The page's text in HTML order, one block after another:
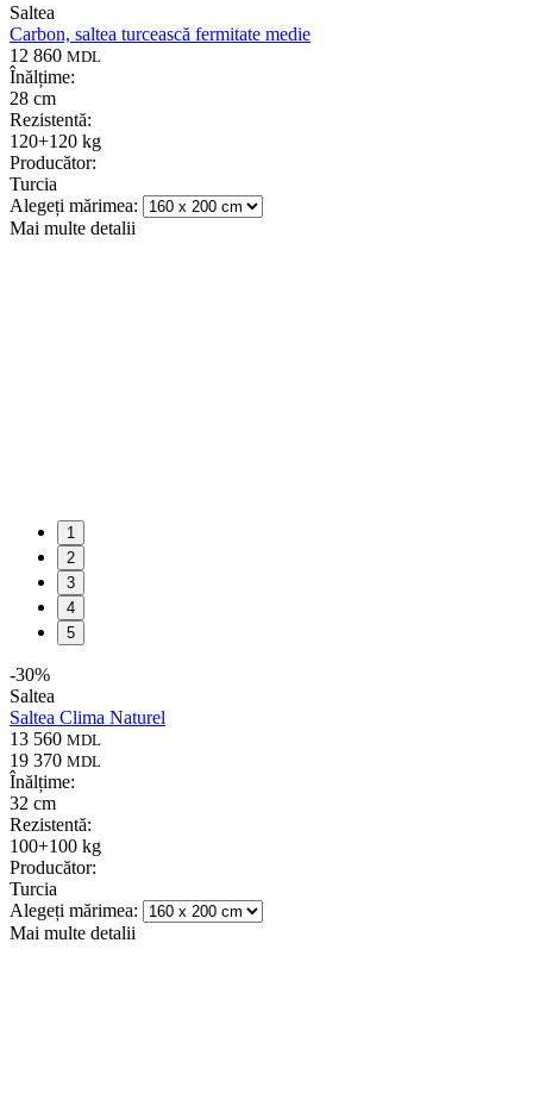
Saltea
Carbon, saltea turcească fermitate medie
12 860 MDL
Înălțime:
28 cm
Rezistentă:
120+120 kg
Producător:
Turcia
Alegeți mărimea:
Mai multe detalii
1
2
3
4
5
-30%
Saltea
Saltea Clima Naturel
13 560 MDL
19 370 MDL
Înălțime:
32 cm
Rezistentă:
100+100 kg
Producător:
Turcia
Alegeți mărimea:
Mai multe detalii